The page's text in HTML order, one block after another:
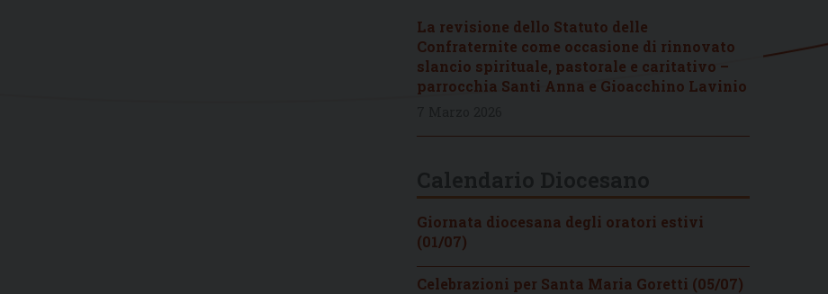
La revisione dello Statuto delle
Confraternite come occasione di rinnovato
slancio spirituale, pastorale e caritativo –
parrocchia Santi Anna e Gioacchino Lavinio
Giornata diocesana degli oratori estivi
(01/07)
Celebrazioni per Santa Maria Goretti (05/07)